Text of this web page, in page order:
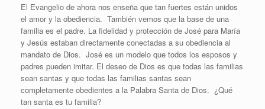
El Evangelio de ahora nos enseña que tan fuertes están unidos
el amor y la obediencia. También vemos que la base de una
familia es el padre. La fidelidad y protección de José para María
y Jesús estaban directamente conectadas a su obediencia al
mandato de Dios. José es un modelo que todos los esposos y
padres pueden imitar. El deseo de Dios es que todas las familias
sean santas y que todas las familias santas sean
completamente obedientes a la Palabra Santa de Dios. ¿Qué
tan santa es tu familia?